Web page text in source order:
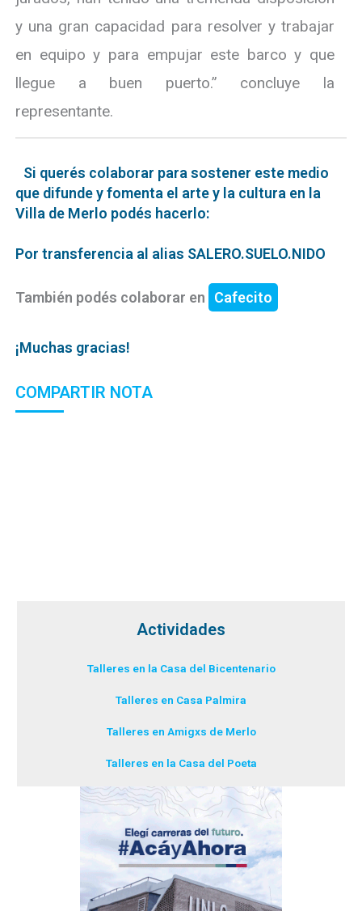
y una gran capacidad para resolver y trabajar
en equipo y para empujar este barco y que
llegue a buen puerto.” concluye la
representante.
Si querés colaborar para sostener este medio
que difunde y fomenta el arte y la cultura en la
Villa de Merlo podés hacerlo:
Por transferencia al alias SALERO.SUELO.NIDO
También podés colaborar en Cafecito
¡Muchas gracias!
COMPARTIR NOTA
Actividades
Talleres en la Casa del Bicentenario
Talleres en Casa Palmira
Talleres en Amigxs de Merlo
Talleres en la Casa del Poeta